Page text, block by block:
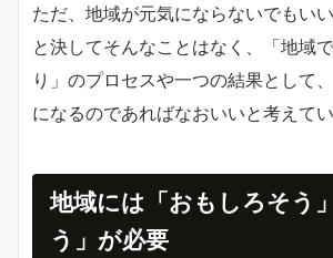
ただ、地域が元気にならないでもい
と決してそんなことはなく、「地域
り」のプロセスや一つの結果として
になるのであればなおいいと考えてい
地域には「おもしろそう
う」が必要